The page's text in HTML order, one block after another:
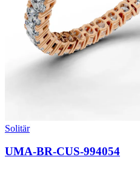
Solitär
UMA-BR-CUS-994054